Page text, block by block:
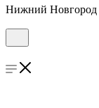
Нижний Новгород